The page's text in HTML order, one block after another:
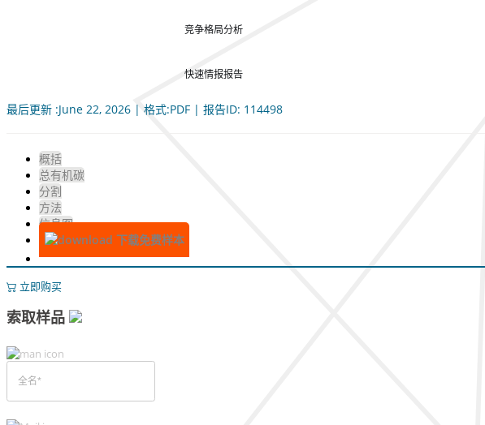
竞争格局分析
快速情报报告
最后更新 :June 22, 2026 | 格式:PDF | 报告ID: 114498
概括
总有机碳
分割
方法
信息图
下载免费样本
立即购买
索取样品